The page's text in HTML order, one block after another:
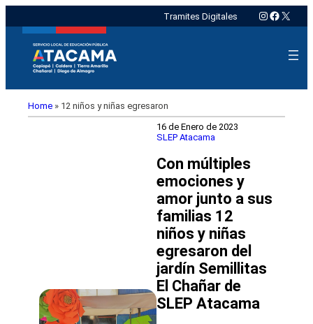
Tramites Digitales Instagram
X
Home » 12 niños y niñas egresaron
16 de Enero de 2023
SLEP Atacama
Con múltiples
emociones y
amor junto a sus
familias 12
niños y niñas
egresaron del
jardín Semillitas
El Chañar de
SLEP Atacama